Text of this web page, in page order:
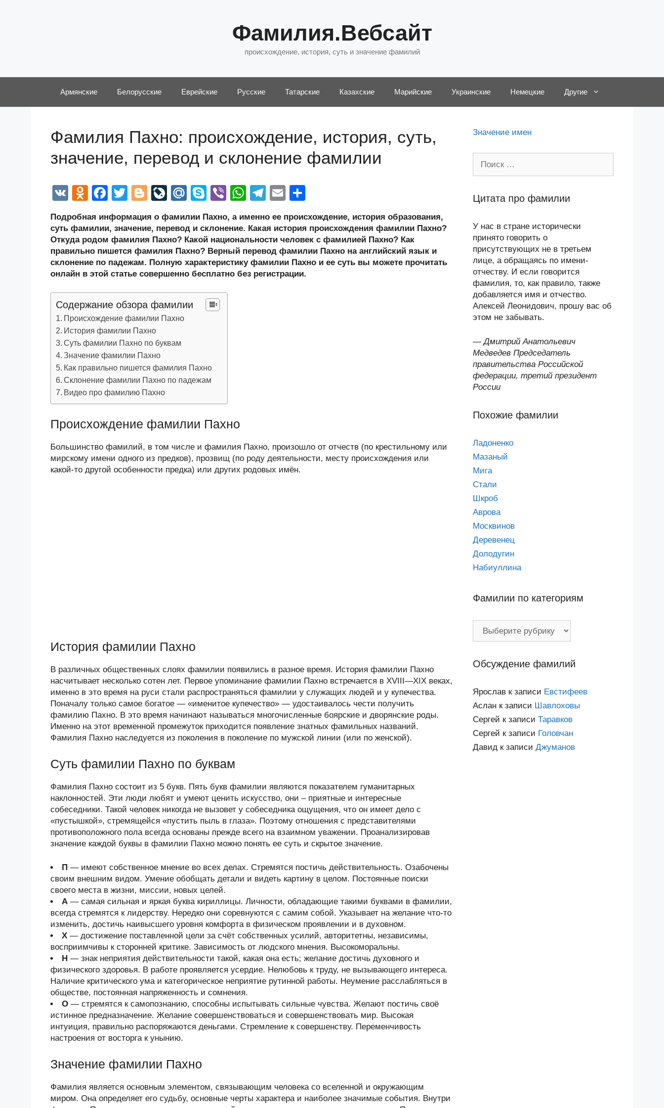
Фамилия.Вебсайт
происхождение, история, суть и значение фамилий
Армянские Белорусские Еврейские Русские Татарские Казахские Марийские Украинские Немецкие Другие
Фамилия Пахно: происхождение, история, суть,
значение, перевод и склонение фамилии
V
O
n
o
kl
a
ss
ni
ki
F
c
e
b
o
o
k
T
tt
er
Bl
g
g
er
Li
e
J
o
ur
n
al
M
.R
u
S
p
e
Vi
er
W
at
s
A
p
T
e
gr
a
m
E
ail р
а
в
и
Подробная информация о фамилии Пахно, а именно ее происхождение, история образования,
суть фамилии, значение, перевод и склонение. Какая история происхождения фамилии Пахно?
Откуда родом фамилия Пахно? Какой национальности человек с фамилией Пахно? Как
правильно пишется фамилия Пахно? Верный перевод фамилии Пахно на английский язык и
склонение по падежам. Полную характеристику фамилии Пахно и ее суть вы можете прочитать
онлайн в этой статье совершенно бесплатно без регистрации.
Содержание обзора фамилии
Происхождение фамилии Пахно
История фамилии Пахно
Суть фамилии Пахно по буквам
Значение фамилии Пахно
Как правильно пишется фамилия Пахно
Склонение фамилии Пахно по падежам
Видео про фамилию Пахно
Происхождение фамилии Пахно
Большинство фамилий, в том числе и фамилия Пахно, произошло от отчеств (по крестильному или
мирскому имени одного из предков), прозвищ (по роду деятельности, месту происхождения или
какой-то другой особенности предка) или других родовых имён.
История фамилии Пахно
В различных общественных слоях фамилии появились в разное время. История фамилии Пахно
насчитывает несколько сотен лет. Первое упоминание фамилии Пахно встречается в XVIII—XIX веках,
именно в это время на руси стали распространяться фамилии у служащих людей и у купечества.
Поначалу только самое богатое — «именитое купечество» — удостаивалось чести получить
фамилию Пахно. В это время начинают называться многочисленные боярские и дворянские роды.
Именно на этот временной промежуток приходится появление знатных фамильных названий.
Фамилия Пахно наследуется из поколения в поколение по мужской линии (или по женской).
Суть фамилии Пахно по буквам
Фамилия Пахно состоит из 5 букв. Пять букв фамилии являются показателем гуманитарных
наклонностей. Эти люди любят и умеют ценить искусство, они – приятные и интересные
собеседники. Такой человек никогда не вызовет у собеседника ощущения, что он имеет дело с
«пустышкой», стремящейся «пустить пыль в глаза». Поэтому отношения с представителями
противоположного пола всегда основаны прежде всего на взаимном уважении. Проанализировав
значение каждой буквы в фамилии Пахно можно понять ее суть и скрытое значение.
П — имеют собственное мнение во всех делах. Стремятся постичь действительность. Озабочены
своим внешним видом. Умение обобщать детали и видеть картину в целом. Постоянные поиски
своего места в жизни, миссии, новых целей.
А — самая сильная и яркая буква кириллицы. Личности, обладающие такими буквами в фамилии,
всегда стремятся к лидерству. Нередко они соревнуются с самим собой. Указывает на желание что-то
изменить, достичь наивысшего уровня комфорта в физическом проявлении и в духовном.
Х — достижение поставленной цели за счёт собственных усилий, авторитетны, независимы,
восприимчивы к сторонней критике. Зависимость от людского мнения. Высокоморальны.
Н — знак неприятия действительности такой, какая она есть; желание достичь духовного и
физического здоровья. В работе проявляется усердие. Нелюбовь к труду, не вызывающего интереса.
Наличие критического ума и категорическое неприятие рутинной работы. Неумение расслабляться в
обществе, постоянная напряженность и сомнения.
О — стремятся к самопознанию, способны испытывать сильные чувства. Желают постичь своё
истинное предназначение. Желание совершенствоваться и совершенствовать мир. Высокая
интуиция, правильно распоряжаются деньгами. Стремление к совершенству. Переменчивость
настроения от восторга к унынию.
Значение фамилии Пахно
Фамилия является основным элементом, связывающим человека со вселенной и окружающим
миром. Она определяет его судьбу, основные черты характера и наиболее значимые события. Внутри
Значение имен
Цитата про фамилии
У нас в стране исторически
принято говорить о
присутствующих не в третьем
лице, а обращаясь по имени-
отчеству. И если говорится
фамилия, то, как правило, также
добавляется имя и отчество.
Алексей Леонидович, прошу вас об
этом не забывать.
—Дмитрий Анатольевич
Медведев Председатель
правительства Российской
федерации, третий президент
России
Похожие фамилии
Ладоненко
Мазаный
Мига
Стали
Шкроб
Аврова
Москвинов
Деревенец
Долодугин
Набиуллина
Фамилии по категориям
Обсуждение фамилий
Ярослав к записи Евстифеев
Аслан к записи Шавлоховы
Сергей к записи Таравков
Сергей к записи Головчан
Давид к записи Джуманов